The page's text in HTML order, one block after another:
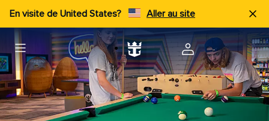
En visite de United States? Aller au site